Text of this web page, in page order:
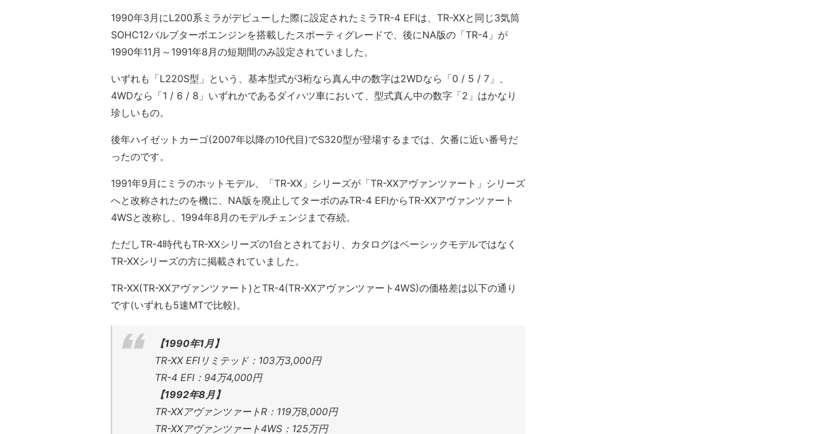
1990年3月にL200系ミラがデビューした際に設定されたミラTR-4 EFIは、TR-XXと同じ3気筒
SOHC12バルブターボエンジンを搭載したスポーティグレードで、後にNA版の「TR-4」が
1990年11月～1991年8月の短期間のみ設定されていました。
いずれも「L220S型」という、基本型式が3桁なら真ん中の数字は2WDなら「0 / 5 / 7」、
4WDなら「1 / 6 / 8」いずれかであるダイハツ車において、型式真ん中の数字「2」はかなり
珍しいもの。
後年ハイゼットカーゴ(2007年以降の10代目)でS320型が登場するまでは、欠番に近い番号だ
ったのです。
1991年9月にミラのホットモデル、「TR-XX」シリーズが「TR-XXアヴァンツァート」シリーズ
へと改称されたのを機に、NA版を廃止してターボのみTR-4 EFIからTR-XXアヴァンツァート
4WSと改称し、1994年8月のモデルチェンジまで存続。
ただしTR-4時代もTR-XXシリーズの1台とされており、カタログはベーシックモデルではなく
TR-XXシリーズの方に掲載されていました。
TR-XX(TR-XXアヴァンツァート)とTR-4(TR-XXアヴァンツァート4WS)の価格差は以下の通り
です(いずれも5速MTで比較)。
【1990年1月】
TR-XX EFIリミテッド：103万3,000円
TR-4 EFI：94万4,000円
【1992年8月】
TR-XXアヴァンツァートR：119万8,000円
TR-XXアヴァンツァート4WS：125万円